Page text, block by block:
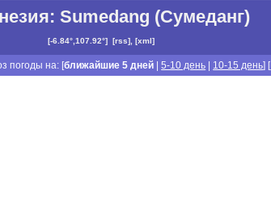
: Sumedang (Сумеданг)
[-6.84°,107.92°] [rss], [xml]
погоды на: [ближайшие 5 дней |5-10 день 10-15 день] [